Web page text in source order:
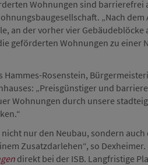
Wohnungen sind barrierefrei
„Nach
an der vorher vier
geförderten Wohnungen zu einer
Hammes-Rosenstein,
„Preisgünstiger und
Wohnungen durch unsere
nur den Neubau, sondern
Zusatzdarlehen“, so
direkt bei der ISB. Langfristige